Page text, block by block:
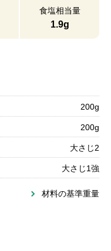
食塩相当量
1.9g
200g
200g
大さじ2
大さじ1強
材料の基準重量